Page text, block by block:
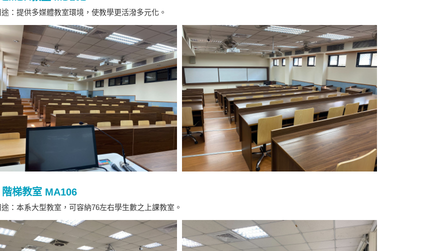
：提供多媒體教室環境，使教學更活潑多元化。
梯教室 MA106
：本系大型教室，可容納76左右學生數之上課教室。